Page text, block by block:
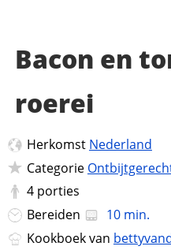
Bacon en
roerei
Herkomst Nederland
Categorie
4 porties
Bereiden
10 min.
Kookboek van